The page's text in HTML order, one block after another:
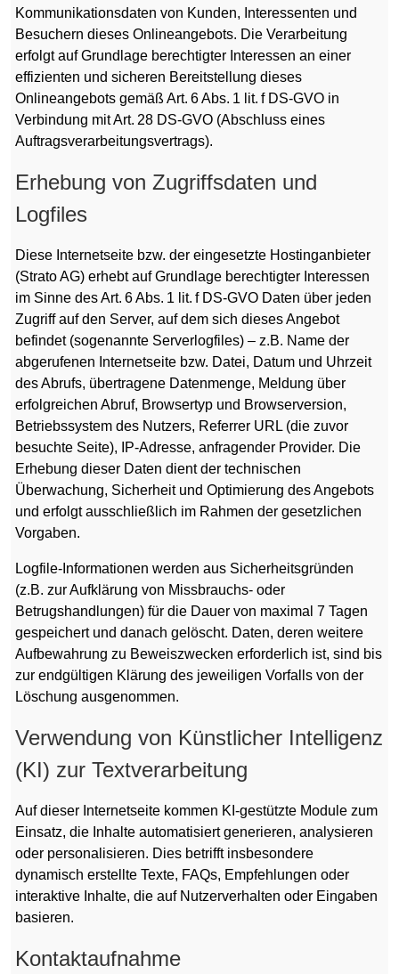
Kommunikationsdaten von Kunden, Interessenten und
Besuchern dieses Onlineangebots. Die Verarbeitung
erfolgt auf Grundlage berechtigter Interessen an einer
effizienten und sicheren Bereitstellung dieses
Onlineangebots gemäß Art. 6 Abs. 1 lit. f DS-GVO in
Verbindung mit Art. 28 DS-GVO (Abschluss eines
Auftragsverarbeitungsvertrags).
Erhebung von Zugriffsdaten und
Logfiles
Diese Internetseite bzw. der eingesetzte Hostinganbieter
(Strato AG) erhebt auf Grundlage berechtigter Interessen
im Sinne des Art. 6 Abs. 1 lit. f DS-GVO Daten über jeden
Zugriff auf den Server, auf dem sich dieses Angebot
befindet (sogenannte Serverlogfiles) – z.B. Name der
abgerufenen Internetseite bzw. Datei, Datum und Uhrzeit
des Abrufs, übertragene Datenmenge, Meldung über
erfolgreichen Abruf, Browsertyp und Browserversion,
Betriebssystem des Nutzers, Referrer URL (die zuvor
besuchte Seite), IP-Adresse, anfragender Provider. Die
Erhebung dieser Daten dient der technischen
Überwachung, Sicherheit und Optimierung des Angebots
und erfolgt ausschließlich im Rahmen der gesetzlichen
Vorgaben.
Logfile-Informationen werden aus Sicherheitsgründen
(z.B. zur Aufklärung von Missbrauchs- oder
Betrugshandlungen) für die Dauer von maximal 7 Tagen
gespeichert und danach gelöscht. Daten, deren weitere
Aufbewahrung zu Beweiszwecken erforderlich ist, sind bis
zur endgültigen Klärung des jeweiligen Vorfalls von der
Löschung ausgenommen.
Verwendung von Künstlicher Intelligenz
(KI) zur Textverarbeitung
Auf dieser Internetseite kommen KI-gestützte Module zum
Einsatz, die Inhalte automatisiert generieren, analysieren
oder personalisieren. Dies betrifft insbesondere
dynamisch erstellte Texte, FAQs, Empfehlungen oder
interaktive Inhalte, die auf Nutzerverhalten oder Eingaben
basieren.
Kontaktaufnahme